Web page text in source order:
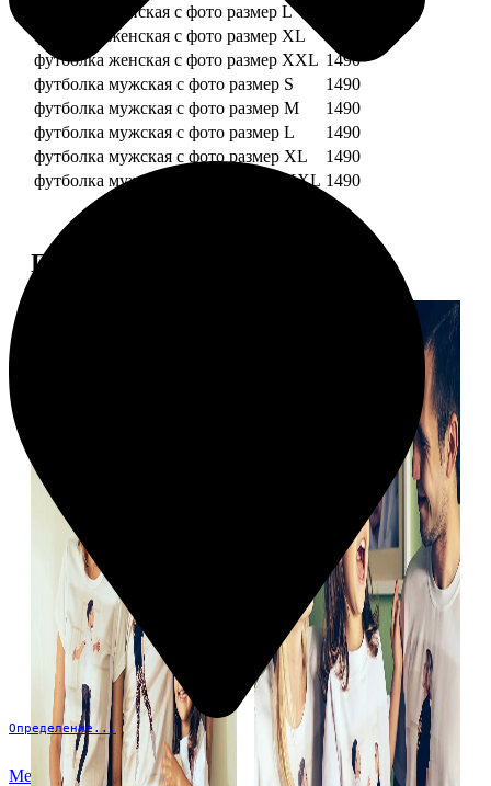
Определение...
Меню
футболка женская с фото размер L
футболка женская с фото размер XL
футболка женская с фото размер XXL 1490
футболка мужская с фото размер S
1490
футболка мужская с фото размер M
1490
футболка мужская с фото размер L
1490
футболка мужская с фото размер XL
1490
футболка мужская с фото размер XXL 1490
Примеры работ